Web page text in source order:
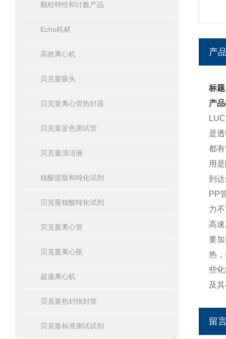
颗粒特性和计数产品
Echo耗材
高效离心机
贝克曼吸头
贝克曼离心管热封器
贝克曼蓝色测试管
贝克曼清洁液
核酸提取和纯化试剂
贝克曼核酸纯化试剂
贝克曼离心管
贝克曼离心瓶
超速离心机
贝克曼热封快封管
贝克曼标准测试试剂
产
标
产
是
都
用
到
PP
力
高
要
热
些
及
留